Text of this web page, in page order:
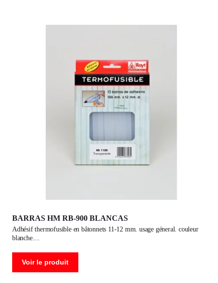
BARRAS HM RB-900 BLANCAS
adhésif thermofusible en bâtonnets 11-12 mm. usage géneral. couleur
blanche.
Voir le produit